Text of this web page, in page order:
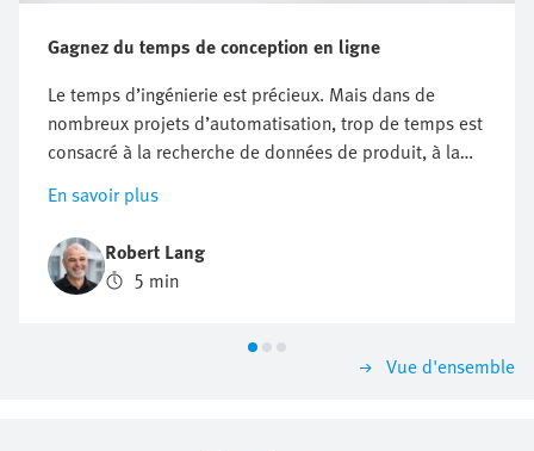
Gagnez du temps de conception en ligne
Le temps d’ingénierie est précieux. Mais dans de
nombreux projets d’automatisation, trop de temps est
consacré à la recherche de données de produit, à la
comparaison des composants, à la vérification de la
compatibilité ou à la préparation de la documentation.
Les outils d’ingénierie en ligne facilitent le travail tout
au long du processus de conception de produit. Ils
aident les ingénieurs lors de la sélection, du
conception, de la mise en service et de la maintenance.
Cette approche permet de passer plus facilement
En savoir plus
Robert Lang
5 min
Vue d'ensemble